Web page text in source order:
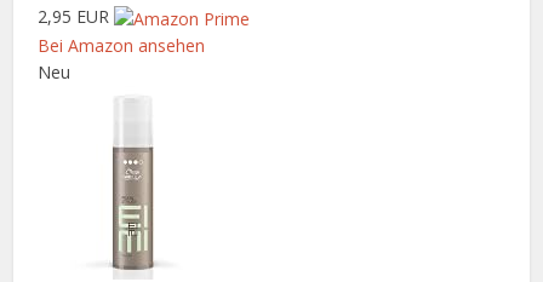
2,95 EUR
Bei Amazon ansehen
Neu